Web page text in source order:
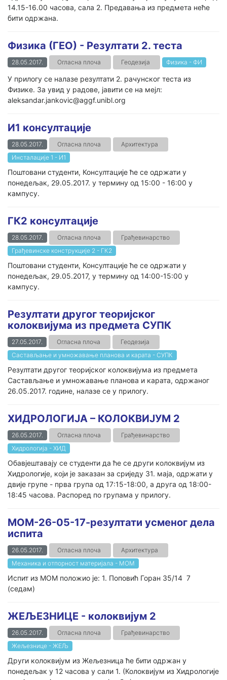
14.15-16.00 часова, сала 2. Предавања из предмета неће
бити одржана.
Физика (ГЕО) - Резултати 2. теста
28.05.2017. Огласна плоча Геодезија Физика - ФИ
У прилогу се налазе резултати 2. рачунског теста из
Физике. За увид у радове, јавити се на мејл:
aleksandar.jankovic@aggf.unibl.org
И1 консултације
28.05.2017. Огласна плоча
Архитектура
Инсталације 1 - И1
Поштовани студенти, Консултације ће се одржати у
понедељак, 29.05.2017. у термину од 15:00 - 16:00 у
кампусу.
ГК2 консултације
28.05.2017. Огласна плоча
Грађевинарство
Грађевинске конструкције 2 - ГК2
Поштовани студенти, Консултације ће се одржати у
понедељак, 29.05.2017, у термину од 14:00-15:00 у
кампусу.
Резултати другог теоријског
колоквијума из предмета СУПК
27.05.2017. Огласна плоча
Геодезија
Састављање и умножавање планова и карата - СУПК
Резултати другог теоријског колоквијума из предмета
Састављање и умножавање планова и карата, одржаног
26.05.2017. године, налазе се у прилогу.
ХИДРОЛОГИЈА – КОЛОКВИЈУМ 2
26.05.2017. Огласна плоча
Грађевинарство
Хидрологија - ХИД
Обавјештавају се студенти да ће се други колоквијум из
Хидрологије, који је заказан за сриједу 31. маја, одржати у
двије групе - прва група од 17:15-18:00, а друга од 18:00-
18:45 часова. Распоред по групама у прилогу.
МОМ-26-05-17-резултати усменог дела
испита
26.05.2017. Огласна плоча
Архитектура
Механика и отпорност материјала - МОМ
Испит из МОМ положио је: 1. Поповић Горан 35/14 7
(седам)
ЖЕЉЕЗНИЦЕ - колоквијум 2
26.05.2017. Огласна плоча
Грађевинарство
Жељезнице - ЖЕЉ
Други колоквијум из Жељезница ће бити одржан у
понедељак у 12 часова у сали 1. (Колоквијум из Хидрологије